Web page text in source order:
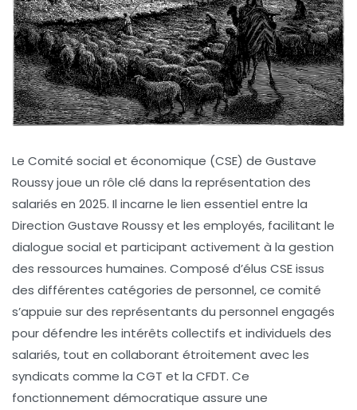
Le Comité social et économique (CSE) de Gustave
Roussy joue un rôle clé dans la représentation des
salariés en 2025. Il incarne le lien essentiel entre la
Direction Gustave Roussy et les employés, facilitant le
dialogue social et participant activement à la gestion
des ressources humaines. Composé d’élus CSE issus
des différentes catégories de personnel, ce comité
s’appuie sur des représentants du personnel engagés
pour défendre les intérêts collectifs et individuels des
salariés, tout en collaborant étroitement avec les
syndicats comme la CGT et la CFDT. Ce
fonctionnement démocratique assure une